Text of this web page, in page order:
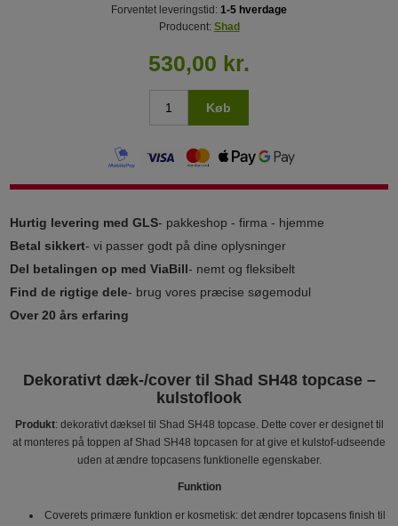
Forventet leveringstid: 1-5 hverdage
Producent: Shad
530,00 kr.
Køb
Hurtig levering med GLS- pakkeshop - firma - hjemme
Betal sikkert- vi passer godt på dine oplysninger
Del betalingen op med ViaBill- nemt og fleksibelt
Find de rigtige dele- brug vores præcise søgemodul
Over 20 års erfaring
Dekorativt dæk‑/cover til Shad SH48 topcase –
kulstoflook
Produkt: dekorativt dæksel til Shad SH48 topcase. Dette cover er designet til
at monteres på toppen af Shad SH48 topcasen for at give et kulstof‑udseende
uden at ændre topcasens funktionelle egenskaber.
Funktion
Coverets primære funktion er kosmetisk: det ændrer topcasens finish til